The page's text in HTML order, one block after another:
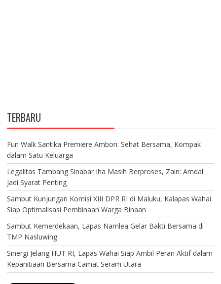
TERBARU
Fun Walk Santika Premiere Ambon: Sehat Bersama, Kompak
dalam Satu Keluarga
Legalitas Tambang Sinabar Iha Masih Berproses, Zain: Amdal
Jadi Syarat Penting
Sambut Kunjungan Komisi XIII DPR RI di Maluku, Kalapas Wahai
Siap Optimalisasi Pembinaan Warga Binaan
Sambut Kemerdekaan, Lapas Namlea Gelar Bakti Bersama di
TMP Nasluwing
Sinergi Jelang HUT RI, Lapas Wahai Siap Ambil Peran Aktif dalam
Kepanitiaan Bersama Camat Seram Utara